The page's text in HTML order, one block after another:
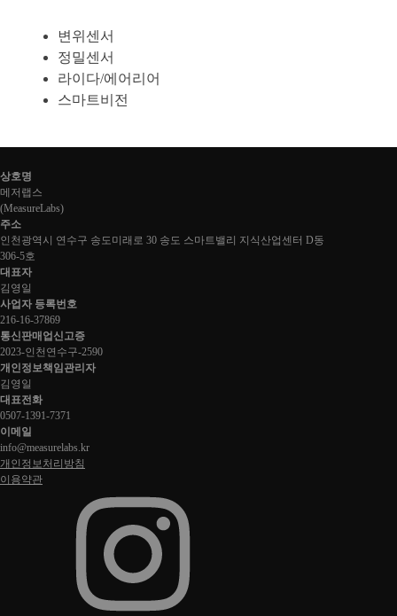
변위센서
정밀센서
라이다/에어리어
스마트비전
상호명
메저랩스
(MeasureLabs)
주소
인천광역시 연수구 송도미래로 30 송도 스마트밸리 지식산업센터 D동
306-5호
대표자
김영일
사업자 등록번호
216-16-37869
통신판매업신고증
2023-인천연수구-2590
개인정보책임관리자
김영일
대표전화
0507-1391-7371
이메일
info@measurelabs.kr
개인정보처리방침
이용약관